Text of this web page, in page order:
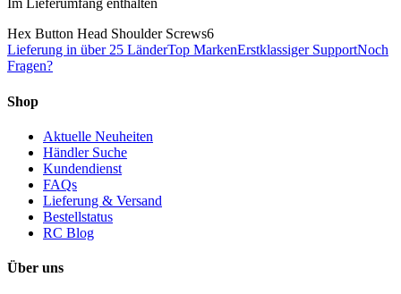
Im Lieferumfang enthalten
Hex Button Head Shoulder Screws6
Lieferung in über 25 LänderTop MarkenErstklassiger SupportNoch
Fragen?
Shop
Aktuelle Neuheiten
Händler Suche
Kundendienst
FAQs
Lieferung & Versand
Bestellstatus
RC Blog
Über uns